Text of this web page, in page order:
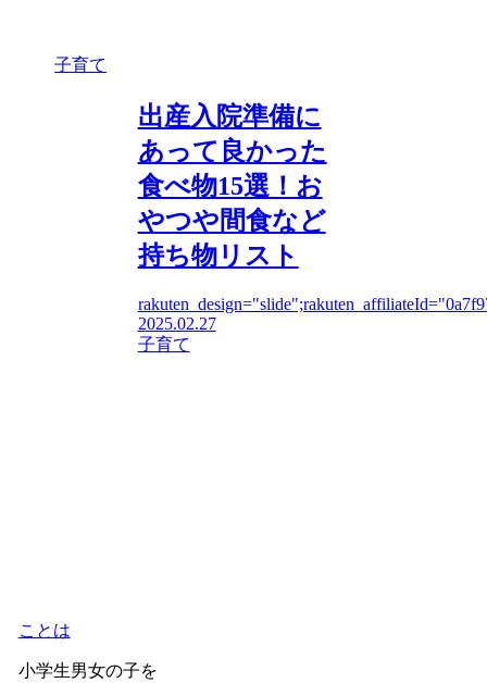
子育て
出産入院準備に
あって良かった
食べ物15選！お
やつや間食など
持ち物リスト
2025.02.27
子育て
ことは
小学生男女の子を